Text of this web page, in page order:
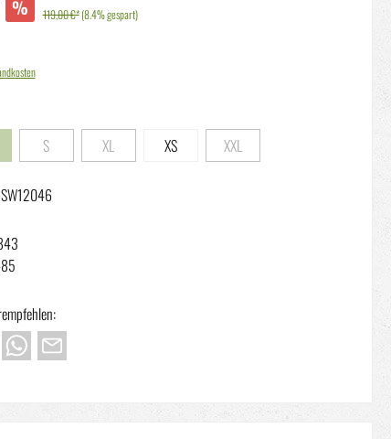
% 119,00 €* (8.4% gespart)
nicht verfügbar.)
Option ist zurzeit nicht verfügbar.)
S(Diese Option ist zurzeit nicht verfügbar.)
XL(Diese Option ist zurzeit nicht verfügbar.)
XS XXL(Diese Option ist zurzeit nicht
SW12046